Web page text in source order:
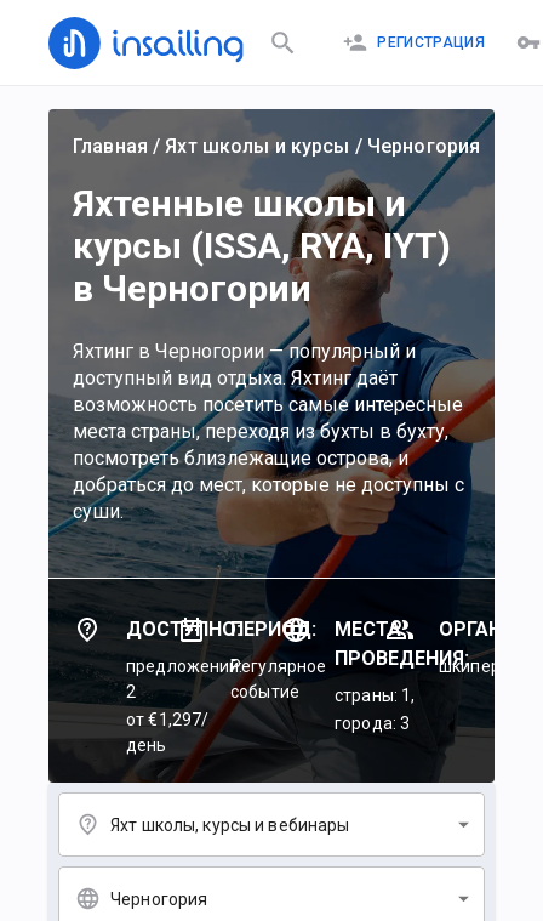
РЕГИСТРАЦИЯ
Главная /Яхт школы и курсы / Черногория
Яхтенные школы и
курсы (ISSA, RYA, IYT)
в Черногории
Яхтинг в Черногории — популярный и
доступный вид отдыха. Яхтинг даёт
возможность посетить самые интересные
места страны, переходя из бухты в бухту,
посмотреть близлежащие острова, и
добраться до мест, которые не доступны с
суши.
ДОСТУПНО:
предложений:
2
от €1,297/
день
ПЕРИОД:
Регулярное
событие
МЕСТА
ПРОВЕДЕНИЯ:
страны: 1,
города: 3
шкиперы: 3,
Яхт школы, курсы и вебинары
Черногория